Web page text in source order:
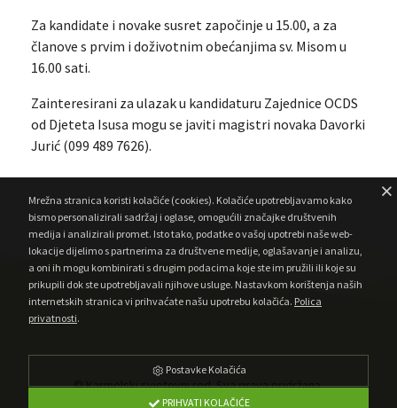
Za kandidate i novake susret započinje u 15.00, a za
članove s prvim i doživotnim obećanjima sv. Misom u
16.00 sati.
Zainteresirani za ulazak u kandidaturu Zajednice OCDS
od Djeteta Isusa mogu se javiti magistri novaka Davorki
Jurić (099 489 7626).
© Karmelski svjetovni red. Sva prava pridržana.
Developed by AMagdic Web Design•Powered by AMagdic CMF
Mrežna stranica koristi kolačiće (cookies). Kolačiće upotrebljavamo kako
bismo personalizirali sadržaj i oglase, omogućili značajke društvenih
medija i analizirali promet. Isto tako, podatke o vašoj upotrebi naše web-
lokacije dijelimo s partnerima za društvene medije, oglašavanje i analizu,
a oni ih mogu kombinirati s drugim podacima koje ste im pružili ili koje su
prikupili dok ste upotrebljavali njihove usluge. Nastavkom korištenja naših
internetskih stranica vi prihvaćate našu upotrebu kolačića. Polica
privatnosti.
Postavke Kolačića
PRIHVATI KOLAČIĆE